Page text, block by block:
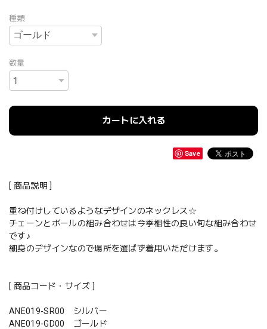
種類
数量
カートに入れる
Save
[ 商品説明 ]
重ね付けしているようなデザインのネックレス☆
チェーンとボールの組み合わせは今季相性の良い旬な組み合わせ
です♪
細身のデザインなので場所を選ばず着用いただけます。
[ 商品コード・サイズ ]
ANE019-SR00 シルバー
ANE019-GD00 ゴールド